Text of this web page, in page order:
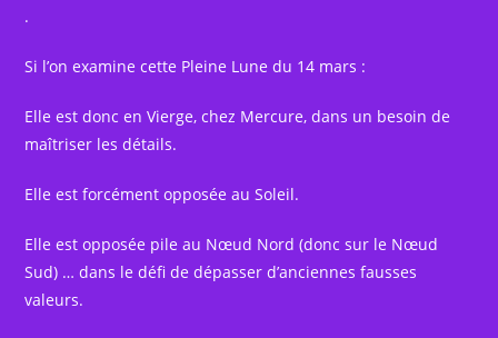
.
Si l’on examine cette Pleine Lune du 14 mars :
Elle est donc en Vierge, chez Mercure, dans un besoin de
maîtriser les détails.
Elle est forcément opposée au Soleil.
Elle est opposée pile au Nœud Nord (donc sur le Nœud
Sud) … dans le défi de dépasser d’anciennes fausses
valeurs.